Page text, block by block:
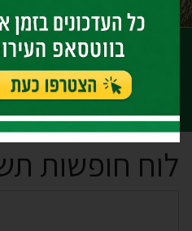
יחידות העירייה חינוך
לוח חופשות תשפ״ז
לוח חופשות
לוח חופשות